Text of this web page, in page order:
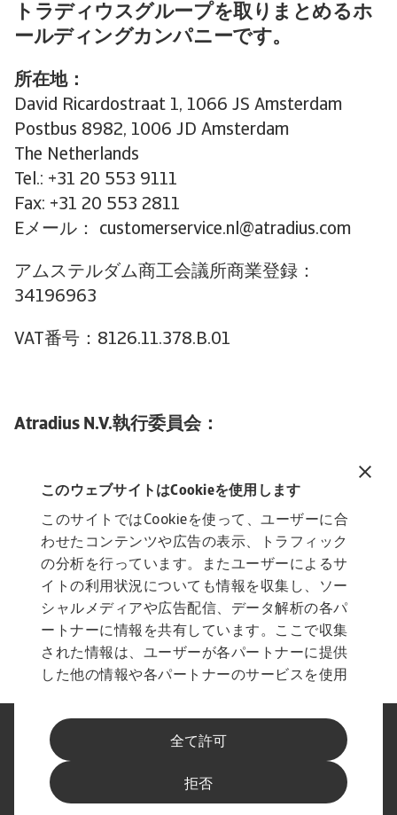
このウェブサイトはCookieを使用します
このサイトではCookieを使って、ユーザーに合
わせたコンテンツや広告の表示、トラフィック
の分析を行っています。またユーザーによるサ
イトの利用状況についても情報を収集し、ソー
シャルメディアや広告配信、データ解析の各パ
ートナーに情報を共有しています。ここで収集
された情報は、ユーザーが各パートナーに提供
した他の情報や各パートナーのサービスを使用
ートナーによって使用されることがあります。
全て許可
拒否
トラディウスグループを取りまとめるホ
ールディングカンパニーです。
所在地：
David Ricardostraat 1, 1066 JS Amsterdam
Postbus 8982, 1006 JD Amsterdam
The Netherlands
Tel.: +31 20 553 9111
Fax: +31 20 553 2811
Eメール： customerservice.nl@atradius.com
アムステルダム商工会議所商業登録：
34196963
VAT番号：8126.11.378.B.01
Atradius N.V.執行委員会：
Andreas Tesch
Marta Nodal
Claus Gramlich-Eicher
Marc Henstridge
法に基づく表示
プライバシーに関する声明
フィッシングとセキュリティ
Cookieに関する情報
サプライヤー情報
スピークアップ チャンネル